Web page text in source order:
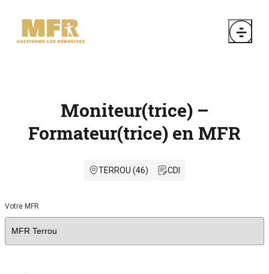
Moniteur(trice) –
Formateur(trice) en MFR
TERROU (46) CDI
Votre MFR